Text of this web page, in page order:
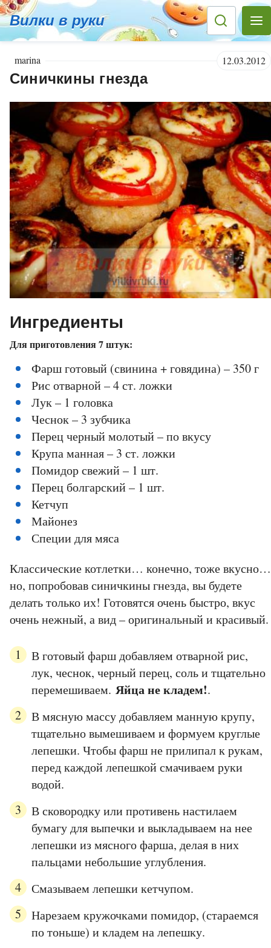
Вилки в руки
marina 12.03.2012
Синичкины гнезда
Ингредиенты
Для приготовления 7 штук:
Фарш готовый (свинина + говядина) – 350 г
Рис отварной – 4 ст. ложки
Лук – 1 головка
Чеснок – 3 зубчика
Перец черный молотый – по вкусу
Крупа манная – 3 ст. ложки
Помидор свежий – 1 шт.
Перец болгарский – 1 шт.
Кетчуп
Майонез
Специи для мяса
Классические котлетки… конечно, тоже вкусно…
но, попробовав синичкины гнезда, вы будете
делать только их! Готовятся очень быстро, вкус
очень нежный, а вид – оригинальный и красивый.
В готовый фарш добавляем отварной рис,
лук, чеснок, черный перец, соль и тщательно
перемешиваем. Яйца не кладем!.
В мясную массу добавляем манную крупу,
тщательно вымешиваем и формуем круглые
лепешки. Чтобы фарш не прилипал к рукам,
перед каждой лепешкой смачиваем руки
водой.
В сковородку или противень настилаем
бумагу для выпечки и выкладываем на нее
лепешки из мясного фарша, делая в них
пальцами небольшие углубления.
Смазываем лепешки кетчупом.
Нарезаем кружочками помидор, (стараемся
по тоньше) и кладем на лепешку.